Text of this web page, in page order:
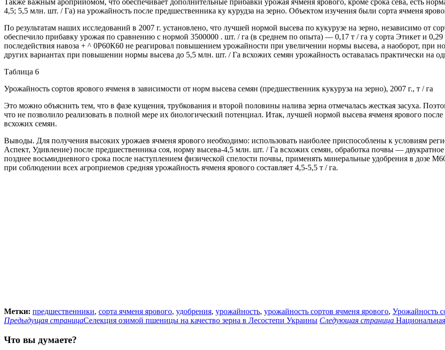
Также важным ароприйомом, что обеспечивает дополнительные прибавки урожая ячменя ярового, кроме срока сева, есть
4,5; 5,5 млн. шт. / Га) на урожайность после предшественника ку курудза на зерно. Объектом изучения были сорта ячменя
По результатам наших исследований в 2007 г. установлено, что лучшей нормой высева по кукурузе на зерно, независимо от
обеспечило прибавку урожая по сравнению с нормой 3500000 . шт. / га (в среднем по опыта) — 0,17 т / га у сорта Этикет и 0,29
последействия навоза + ^ 0Р60К60 не реагировал повышением урожайности при увеличении нормы высева, а наоборот, при
других вариантах при повышении нормы высева до 5,5 млн. шт. / Га всхожих семян урожайность оставалась практически на
Таблица 6
Урожайность сортов ярового ячменя в зависимости от норм высева семян (предшественник кукуруза на зерно), 2007 г., т / га
Это можно объяснить тем, что в фазе кущения, трубкования и второй половины налива зерна отмечалась жесткая засуха.
что не позволило реализовать в полной мере их биологический потенциал. Итак, лучшей нормой высева ячменя ярового
всхожих семян.
Выводы. Для получения высоких урожаев ячменя ярового необходимо: использовать наиболее приспособлены к условиям
Аспект, Удивление) после предшественника соя, норму высева-4,5 млн. шт. / Га всхожих семян, обработка почвы —
позднее восьмидневного срока после наступлением физической спелости почвы, применять минеральные удобрения в
при соблюдении всех агроприемов средняя урожайность ячменя ярового составляет 4,5-5,5 т / га.
Метки: предшественники, сорта ячменя ярового, удобрения, урожайность, урожайность сортов ячменя ярового, Урожайность
Предыдущая страницаСелекция озимой пшеницы на качество зерна в Лесостепи Украины Следующая страница
Что вы думаете?